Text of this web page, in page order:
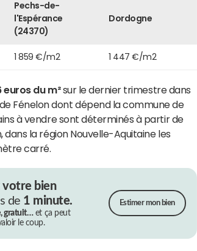
Pechs-de-
l'Espérance
(24370)
Dordogne
1 859 €/m2 1 447 €/m2
euros du m²sur le dernier trimestre dans
Fénelon dont dépend la commune de
à vendre sont déterminés à partir de
la région Nouvelle-Aquitaine les
carré.
votre bien
de 1 minute.
gratuit…et ça peut
le coup.
Estimer mon bien